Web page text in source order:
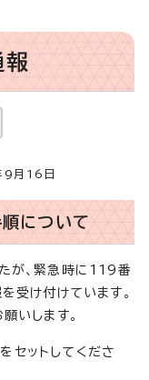
報
月16日
について
が、緊急時に119番
受け付けています。
いします。
セットしてくださ